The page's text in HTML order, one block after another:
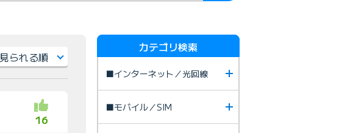
16
カテゴリ検索
■インターネット／光回線
■モバイル／SIM